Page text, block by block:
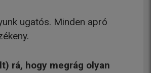
ugatós. Minden apró
rá, hogy megrág olyan